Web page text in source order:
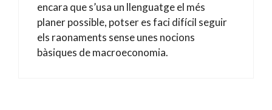
encara que s’usa un llenguatge el més
planer possible, potser es faci difícil seguir
els raonaments sense unes nocions
bàsiques de macroeconomia.